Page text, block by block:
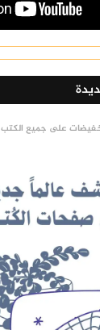
على جميع الكتب